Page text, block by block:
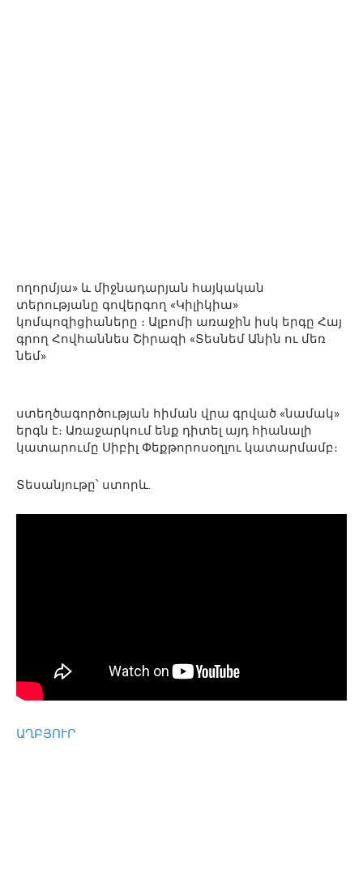
ողորմյա» և միջնադարյան հայկական
տերությանը գովերգող «Կիլիկիա»
կոմպոզիցիաները ։ Ալբոմի առաջին իսկ երգը Հայ
գրող Հովհաննես Շիրազի «Տեսնեմ Անին ու մեռ
նեմ»
ստեղծագործության հիման վրա գրված «նամակ»
երգն է։ Առաջարկում ենք դիտել այդ հիանալի
կատարումը Սիբիլ Փեքթորոսօղլու կատարմամբ։
Տեսանյութը՝ ստորև.
ԱՂԲՅՈՒՐ